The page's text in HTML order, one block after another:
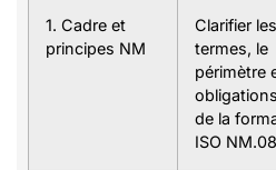
1. Cadre et
principes NM
Clarifier les
termes, le
périmètre
de la
ISO